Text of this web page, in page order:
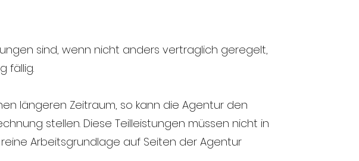
sind, wenn nicht anders vertraglich geregelt,
fällig.
längeren Zeitraum, so kann die Agentur den
stellen. Diese Teilleistungen müssen nicht in
Arbeitsgrundlage auf Seiten der Agentur